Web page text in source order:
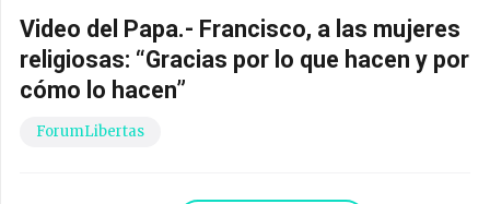
Video del Papa.- Francisco, a las mujeres
religiosas: “Gracias por lo que hacen y por
cómo lo hacen”
ForumLibertas